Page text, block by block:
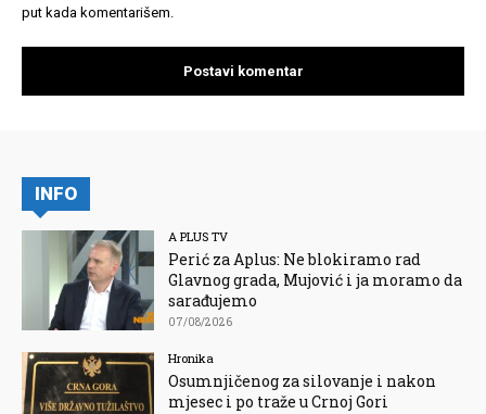
put kada komentarišem.
INFO
A PLUS TV
Perić za Aplus: Ne blokiramo rad
Glavnog grada, Mujović i ja moramo da
sarađujemo
07/08/2026
Hronika
Osumnjičenog za silovanje i nakon
mjesec i po traže u Crnoj Gori